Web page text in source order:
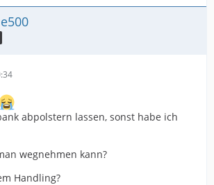
abpolstern lassen, sonst habe ich
wegnehmen kann?
Handling?